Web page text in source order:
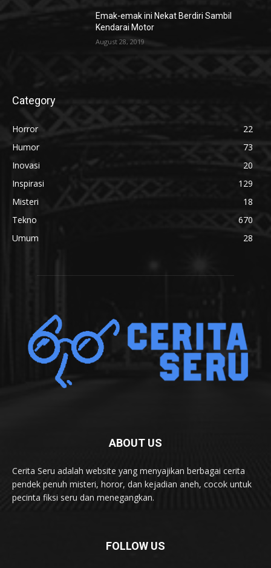
Emak-emak ini Nekat Berdiri Sambil
Kendarai Motor
August 28, 2019
Category
Horror
22
Humor
73
Inovasi
20
Inspirasi
129
Misteri
18
Tekno
670
Umum
28
ABOUT US
Cerita Seru adalah website yang menyajikan berbagai cerita
pendek penuh misteri, horor, dan kejadian aneh, cocok untuk
pecinta fiksi seru dan menegangkan.
FOLLOW US